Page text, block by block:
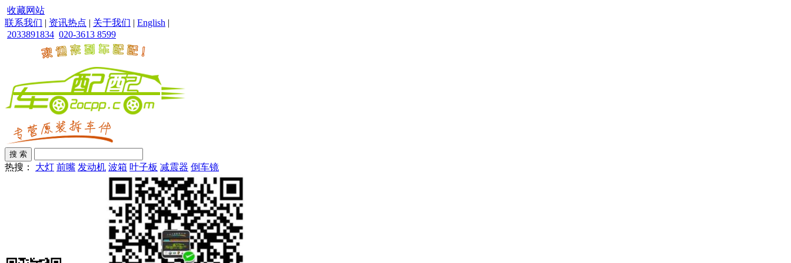
收藏网站
联系我们 | 资讯热点 | 关于我们 | English |
2033891834 020-3613 8599
热搜： 大灯 前嘴 发动机 波箱 叶子板 减震器 倒车镜